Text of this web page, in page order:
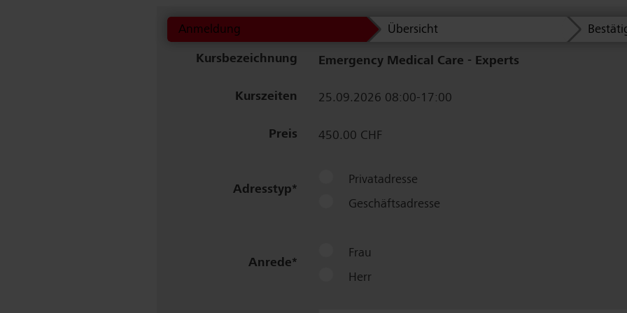
Anmeldung Übersicht
Kurs­bezeichnung Emergency Medical Care - Experts
Kurszeiten 25.09.2026 08:00-17:00
Preis 450.00 CHF
Adresstyp
Privatadresse
Geschäftsadresse
Anrede
Frau
Herr